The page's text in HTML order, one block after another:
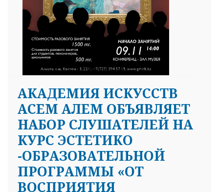
АКАДЕМИЯ ИСКУССТВ
АСЕМ АЛЕМ ОБЪЯВЛЯЕТ
НАБОР СЛУШАТЕЛЕЙ НА
КУРС ЭСТЕТИКО
-ОБРАЗОВАТЕЛЬНОЙ
ПРОГРАММЫ «ОТ
ВОСПРИЯТИЯ